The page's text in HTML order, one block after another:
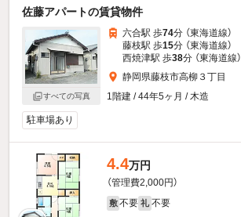
佐藤アパートの賃貸物件
すべての写真
六合駅 歩74分 （東海道線）
藤枝駅 歩15分 （東海道線）
西焼津駅 歩38分 （東海道線）
静岡県藤枝市高柳３丁目
1階建 / 44年5ヶ月 / 木造
駐車場あり
4.4万円
（管理費2,000円）
敷 不要 礼 不要